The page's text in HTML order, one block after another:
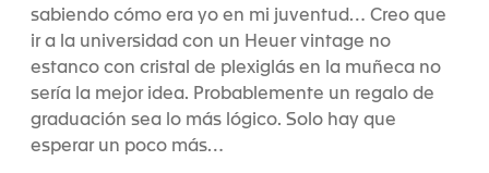
sabiendo cómo era yo en mi juventud… Creo que
ir a la universidad con un Heuer vintage no
estanco con cristal de plexiglás en la muñeca no
sería la mejor idea. Probablemente un regalo de
graduación sea lo más lógico. Solo hay que
esperar un poco más…